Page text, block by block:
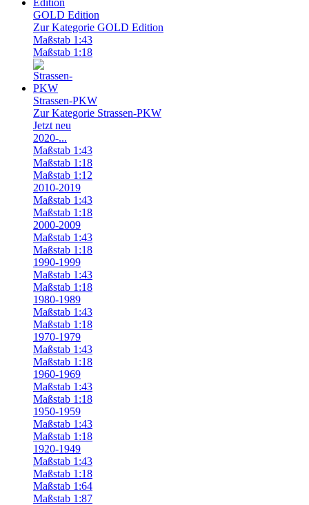
GOLD Edition
Zur Kategorie GOLD Edition
Maßstab 1:43
Maßstab 1:18
Strassen-PKW
Zur Kategorie Strassen-PKW
Jetzt neu
2020-...
Maßstab 1:43
Maßstab 1:18
Maßstab 1:12
2010-2019
Maßstab 1:43
Maßstab 1:18
2000-2009
Maßstab 1:43
Maßstab 1:18
1990-1999
Maßstab 1:43
Maßstab 1:18
1980-1989
Maßstab 1:43
Maßstab 1:18
1970-1979
Maßstab 1:43
Maßstab 1:18
1960-1969
Maßstab 1:43
Maßstab 1:18
1950-1959
Maßstab 1:43
Maßstab 1:18
1920-1949
Maßstab 1:43
Maßstab 1:18
Maßstab 1:64
Maßstab 1:87